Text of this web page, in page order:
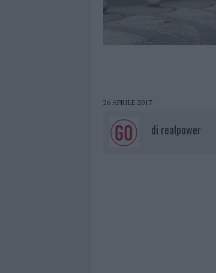
26 APRILE 2017
di realpower